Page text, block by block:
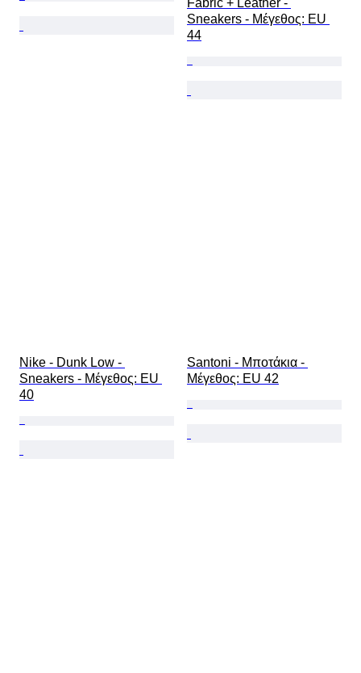
Fabric + Leather -
Sneakers - Mέγεθος: EU
44
Nike - Dunk Low -
Sneakers - Mέγεθος: EU
40
Santoni - Μποτάκια -
Mέγεθος: EU 42